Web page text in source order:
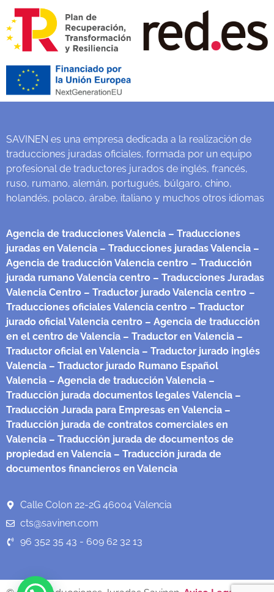
SAVINEN es una empresa dedicada a la realización de
traducciones juradas oficiales, formada por un equipo
profesional de traductores jurados de inglés, francés,
ruso, rumano, alemán, portugués, búlgaro, chino,
holandés, polaco, árabe, italiano y muchos otros idiomas
Agencia de traducciones Valencia – Traducciones
juradas en Valencia – Traducciones juradas Valencia –
Agencia de traducción Valencia centro – Traducción
jurada rumano Valencia centro – Traducciones Juradas
Valencia Centro – Traductor jurado Valencia centro –
Traducciones oficiales Valencia centro – Traductor
jurado oficial Valencia centro – Agencia de traducción
en el centro de Valencia – Traductor en Valencia –
Traductor oficial en Valencia – Traductor jurado inglés
Valencia – Traductor jurado Rumano Español
Valencia – Agencia de traducción Valencia –
Traducción jurada documentos legales Valencia –
Traducción Jurada para Empresas en Valencia –
Traducción jurada de contratos comerciales en
Valencia – Traducción jurada de documentos de
propiedad en Valencia – Traducción jurada de
documentos financieros en Valencia
Calle Colon 22-2G 46004 Valencia
cts@savinen.com
96 352 35 43 - 609 62 32 13